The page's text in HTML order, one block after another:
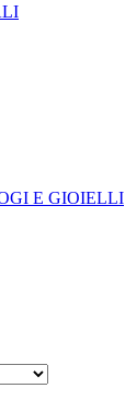
E GIOIELLI